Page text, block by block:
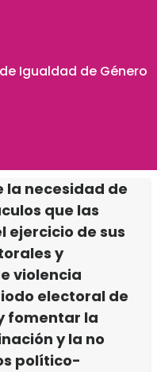
Igualdad de Género
la necesidad de
que las
ejercicio de sus
y
violencia
electoral de
fomentar la
y la no
político-